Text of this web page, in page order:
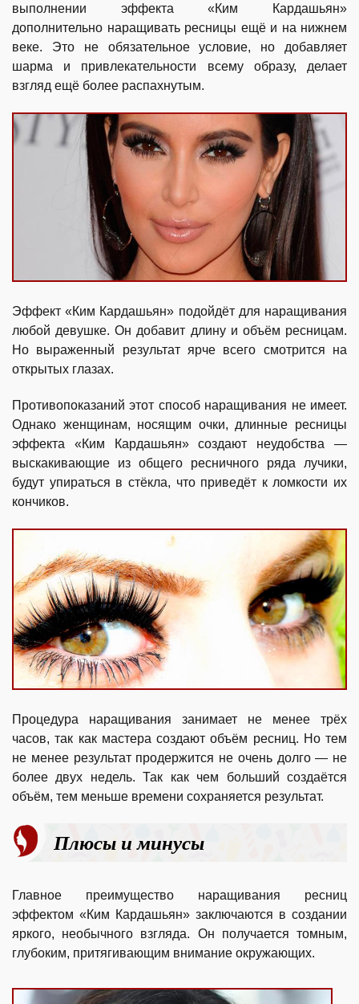
выполнении эффекта «Ким Кардашьян»
дополнительно наращивать ресницы ещё и на нижнем
веке. Это не обязательное условие, но добавляет
шарма и привлекательности всему образу, делает
взгляд ещё более распахнутым.
Эффект «Ким Кардашьян» подойдёт для наращивания
любой девушке. Он добавит длину и объём ресницам.
Но выраженный результат ярче всего смотрится на
открытых глазах.
Противопоказаний этот способ наращивания не имеет.
Однако женщинам, носящим очки, длинные ресницы
эффекта «Ким Кардашьян» создают неудобства —
выскакивающие из общего ресничного ряда лучики,
будут упираться в стёкла, что приведёт к ломкости их
кончиков.
Процедура наращивания занимает не менее трёх
часов, так как мастера создают объём ресниц. Но тем
не менее результат продержится не очень долго — не
более двух недель. Так как чем больший создаётся
объём, тем меньше времени сохраняется результат.
Плюсы и минусы
Главное преимущество наращивания ресниц
эффектом «Ким Кардашьян» заключаются в создании
яркого, необычного взгляда. Он получается томным,
глубоким, притягивающим внимание окружающих.